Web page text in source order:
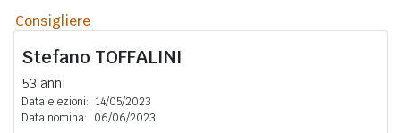
Consigliere
Stefano TOFFALINI
53 anni
Data elezioni: 14/05/2023
Data nomina:
06/06/2023